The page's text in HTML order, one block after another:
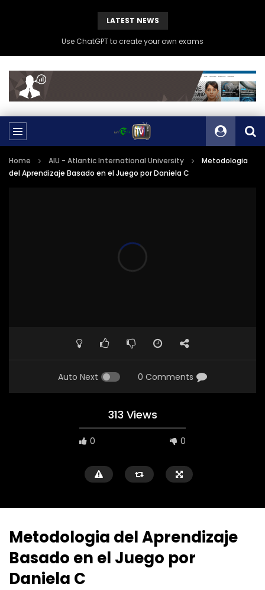
LATEST NEWS
Use ChatGPT to create your own exams
Home AIU - Atlantic International University
Metodologia
del Aprendizaje Basado en el Juego por Daniela C
Auto Next 0 Comments
313 Views
0 0
Metodologia del Aprendizaje
Basado en el Juego por
Daniela C